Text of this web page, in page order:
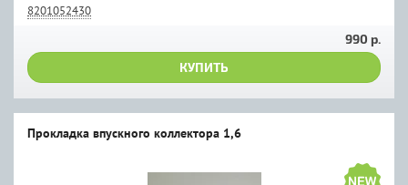
8201052430
990 р.
КУПИТЬ
Прокладка впускного коллектора 1,6